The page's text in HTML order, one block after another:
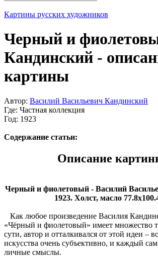
Картины русских художников
Черный и
Кандинский -
картины
Автор: Василий Васильевич Кандинский
Где: Частная коллекция
Год: 1923
Содержание статьи:
Описание
Черный и фиолетовый - Василий
1923. Холст, масло
Как любое произведение Василия
«Чёрный и фиолетовый» имеет множество
сути, автор и отталкивался от этой идеи –
искусства очень субъективно, и каждый
личные смыслы.